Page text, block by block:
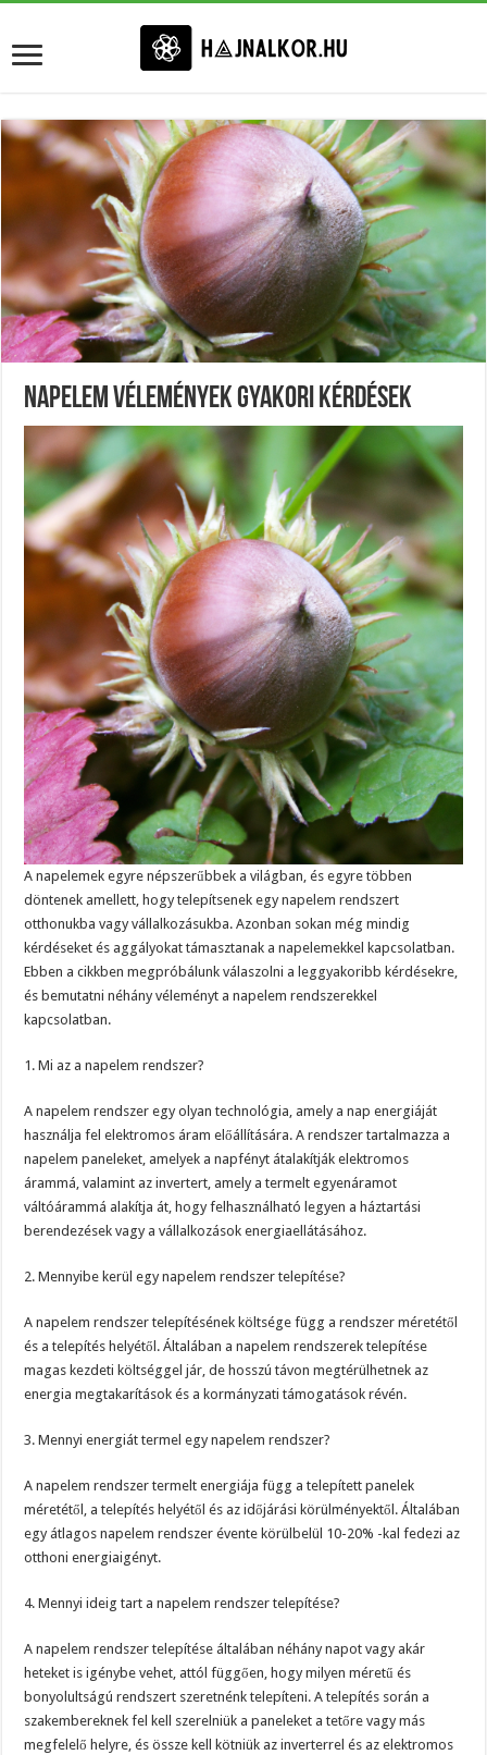
Napelem Vélemények Gyakori Kérdések
A napelemek egyre népszerűbbek a világban, és egyre többen
döntenek amellett, hogy telepítsenek egy napelem rendszert
otthonukba vagy vállalkozásukba. Azonban sokan még mindig
kérdéseket és aggályokat támasztanak a napelemekkel kapcsolatban.
Ebben a cikkben megpróbálunk válaszolni a leggyakoribb kérdésekre,
és bemutatni néhány véleményt a napelem rendszerekkel
kapcsolatban.
1. Mi az a napelem rendszer?
A napelem rendszer egy olyan technológia, amely a nap energiáját
használja fel elektromos áram előállítására. A rendszer tartalmazza a
napelem paneleket, amelyek a napfényt átalakítják elektromos
árammá, valamint az invertert, amely a termelt egyenáramot
váltóárammá alakítja át, hogy felhasználható legyen a háztartási
berendezések vagy a vállalkozások energiaellátásához.
2. Mennyibe kerül egy napelem rendszer telepítése?
A napelem rendszer telepítésének költsége függ a rendszer méretétől
és a telepítés helyétől. Általában a napelem rendszerek telepítése
magas kezdeti költséggel jár, de hosszú távon megtérülhetnek az
energia megtakarítások és a kormányzati támogatások révén.
3. Mennyi energiát termel egy napelem rendszer?
A napelem rendszer termelt energiája függ a telepített panelek
méretétől, a telepítés helyétől és az időjárási körülményektől. Általában
egy átlagos napelem rendszer évente körülbelül 10-20% -kal fedezi az
otthoni energiaigényt.
4. Mennyi ideig tart a napelem rendszer telepítése?
A napelem rendszer telepítése általában néhány napot vagy akár
heteket is igénybe vehet, attól függően, hogy milyen méretű és
bonyolultságú rendszert szeretnénk telepíteni. A telepítés során a
szakembereknek fel kell szerelniük a paneleket a tetőre vagy más
megfelelő helyre, és össze kell kötniük az inverterrel és az elektromos